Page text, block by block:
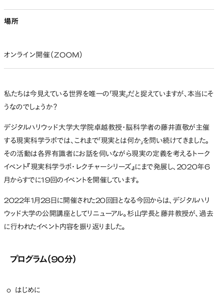
場所
オンライン開催（ZOOM）
私たちは今見えている世界を唯一の「現実」だと捉えていますが、本当にそ
うなのでしょうか？
デジタルハリウッド大学大学院卓越教授・脳科学者の藤井直敬が主催
する現実科学ラボでは、これまで「現実とは何か」を問い続けてきました。
その活動は各界有識者にお話を伺いながら現実の定義を考えるトーク
イベント『現実科学ラボ・レクチャーシリーズ』にまで発展し、2020年6
月からすでに19回のイベントを開催しています。
2022年1月28日に開催された20回目となる今回からは、デジタルハリ
ウッド大学の公開講座としてリニューアル。杉山学長と藤井教授が、過去
に行われたイベント内容を振り返りました。
プログラム（90分）
はじめに